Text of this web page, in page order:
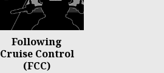
Following
Cruise Control
(FCC)